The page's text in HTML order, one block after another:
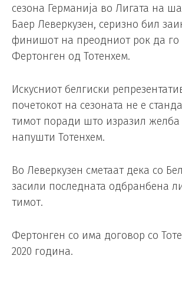
сезона Германија во Лигата на
Баер Леверкузен, серизно бил
финишот на преодниот рок да го
Фертонген од Тотенхем.
Искусниот белгиски
почетокот на сезоната не е
тимот поради што изразил желба
напушти Тотенхем.
Во Леверкузен сметаат дека со
засили последната одбранбена
тимот.
Фертонген со има договор со
2020 година.